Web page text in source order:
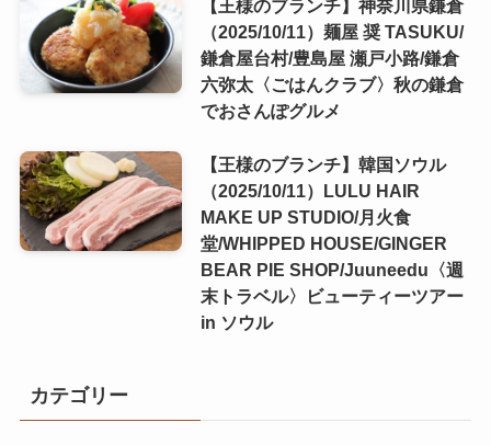
【王様のブランチ】神奈川県鎌倉
（2025/10/11）麺屋 奨 TASUKU/
鎌倉屋台村/豊島屋 瀬戸小路/鎌倉
六弥太〈ごはんクラブ〉秋の鎌倉
でおさんぽグルメ
【王様のブランチ】韓国ソウル
（2025/10/11）LULU HAIR
MAKE UP STUDIO/月火食
堂/WHIPPED HOUSE/GINGER
BEAR PIE SHOP/Juuneedu〈週
末トラベル〉ビューティーツアー
in ソウル
カテゴリー